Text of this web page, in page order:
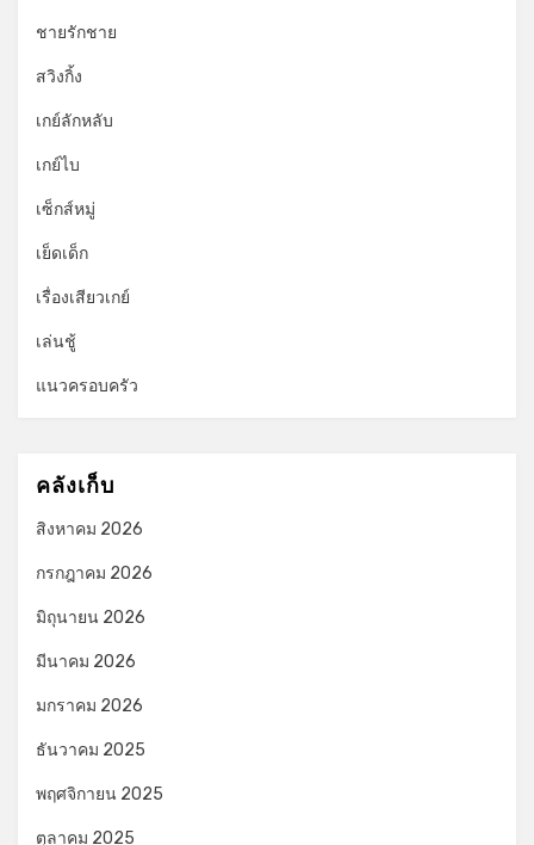
ชายรักชาย
สวิงกิ้ง
เกย์ลักหลับ
เกย์ไบ
เซ็กส์หมู่
เย็ดเด็ก
เรื่องเสียวเกย์
เล่นชู้
แนวครอบครัว
คลังเก็บ
สิงหาคม 2026
กรกฎาคม 2026
มิถุนายน 2026
มีนาคม 2026
มกราคม 2026
ธันวาคม 2025
พฤศจิกายน 2025
ตุลาคม 2025